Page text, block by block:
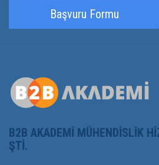
Başvuru Formu
B2B AKADEMI MÜHENDISLIK
ŞTI.